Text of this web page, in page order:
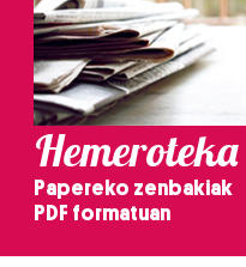
Hemeroteka
Papereko zenbakiak
PDF formatuan